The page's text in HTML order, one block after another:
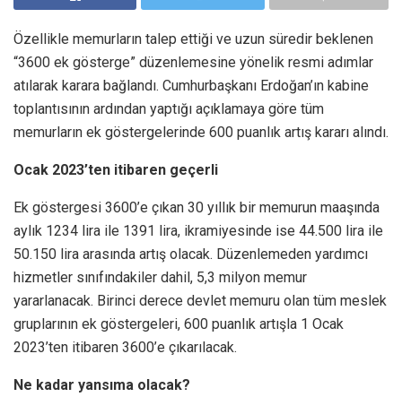
Özellikle memurların talep ettiği ve uzun süredir beklenen
“3600 ek gösterge” düzenlemesine yönelik resmi adımlar
atılarak karara bağlandı. Cumhurbaşkanı Erdoğan’ın kabine
toplantısının ardından yaptığı açıklamaya göre tüm
memurların ek göstergelerinde 600 puanlık artış kararı alındı.
Ocak 2023’ten itibaren geçerli
Ek göstergesi 3600’e çıkan 30 yıllık bir memurun maaşında
aylık 1234 lira ile 1391 lira, ikramiyesinde ise 44.500 lira ile
50.150 lira arasında artış olacak. Düzenlemeden yardımcı
hizmetler sınıfındakiler dahil, 5,3 milyon memur
yararlanacak. Birinci derece devlet memuru olan tüm meslek
gruplarının ek göstergeleri, 600 puanlık artışla 1 Ocak
2023’ten itibaren 3600’e çıkarılacak.
Ne kadar yansıma olacak?